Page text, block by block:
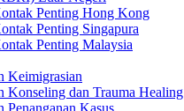
Penting Hong Kong
Penting Singapura
Penting Malaysia
Keimigrasian
Konseling dan Trauma Healing
Penanganan Kasus